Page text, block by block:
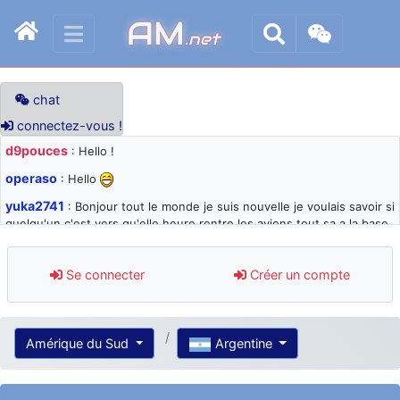
AM.net
chat
connectez-vous !
d9pouces : Hello !
operaso : Hello
yuka2741 : Bonjour tout le monde je suis nouvelle je voulais savoir si
quelqu'un c'est vers qu'elle heure rentre les avions tout sa a la base
d9pouces: désolé pour les quelques blocages du site ces derniers
jours : je teste des méthodes contre le spam et les bots trop nocifs
paxwax: Super, la nouvelle bannière
d9pouces: je suis un avion@,._,+ > lesquels ? je ne suis pas sûr de
comprendre
Se connecter Créer un compte
Amérique du Sud Argentine